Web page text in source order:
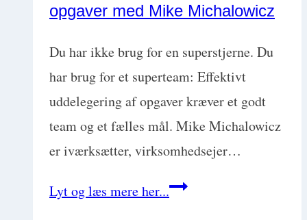
opgaver med Mike Michalowicz
Du har ikke brug for en superstjerne. Du
har brug for et superteam: Effektivt
uddelegering af opgaver kræver et godt
team og et fælles mål. Mike Michalowicz
er iværksætter, virksomhedsejer…
Lyt og læs mere her...Dyrlægens